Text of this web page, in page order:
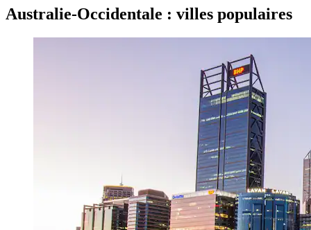
Australie-Occidentale : villes populaires